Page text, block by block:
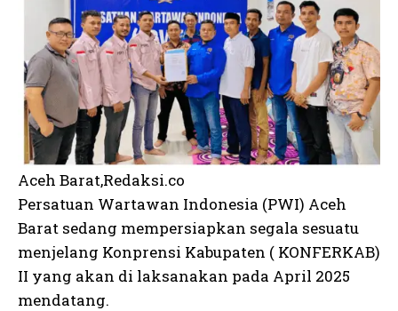
Aceh Barat,Redaksi.co
Persatuan Wartawan Indonesia (PWI) Aceh
Barat sedang mempersiapkan segala sesuatu
menjelang Konprensi Kabupaten ( KONFERKAB)
II yang akan di laksanakan pada April 2025
mendatang.